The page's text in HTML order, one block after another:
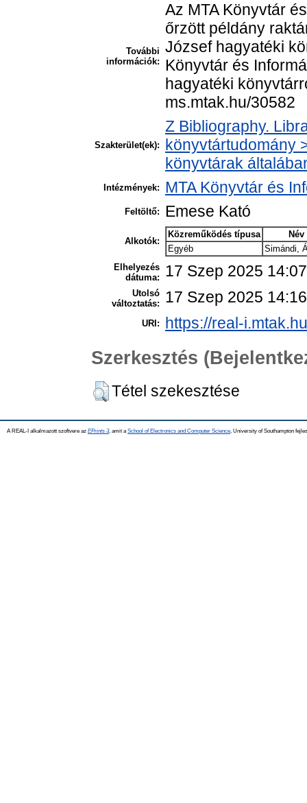
További
információk:
Az MTA Könyvtár
őrzött példány
József hagyatéki
Könyvtár és
hagyatéki
ms.mtak.hu/30582
Szakterület(ek):
Z Bibliography.
könyvtártudomány
könyvtárak
Intézmények: MTA Könyvtár és
Feltöltő: Emese Kató
Alkotók:
Közreműködés típusa
Név
Egyéb
Simándi,
Elhelyezés
dátuma:
17 Szep 2025 14:07
Utolsó
változtatás:
17 Szep 2025 14:16
URI: https://real-
Szerkesztés
Tétel szekesztése
A REAL-I alkalmazott szoftvere az EPrints 3, amit a School of Electronics and Computer Science , University of Southampton